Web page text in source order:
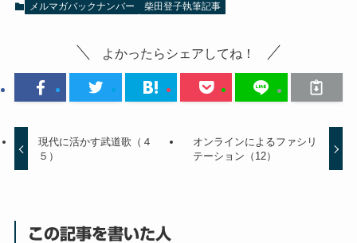
メルマガバックナンバー 柴田登子執筆記事
よかったらシェアしてね！
現代に活かす武道歌（４
５）
オンラインによるファシリ
テーション（12）
この記事を書いた人